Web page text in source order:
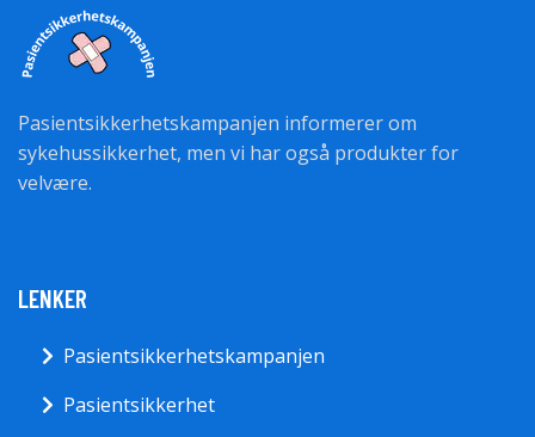
Pasientsikkerhetskampanjen informerer om
sykehussikkerhet, men vi har også produkter for
velvære.
LENKER
Pasientsikkerhetskampanjen
Pasientsikkerhet